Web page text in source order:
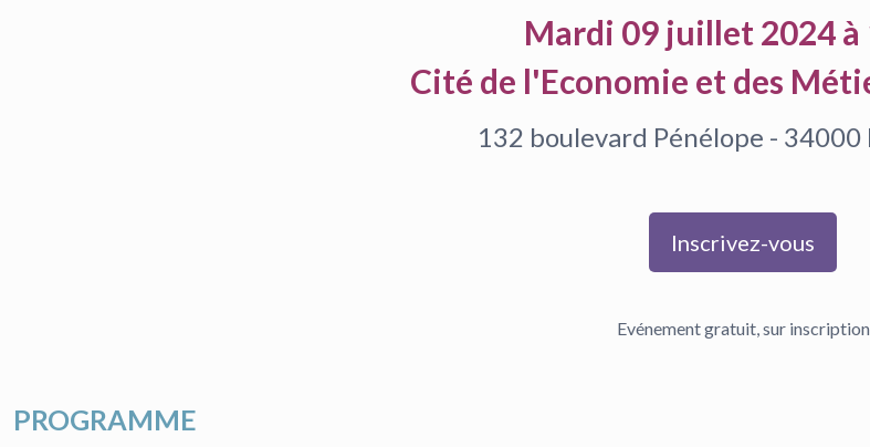
Mardi 09 juillet 2024 à
Cité de l'Economie et des
132 boulevard Pénélope -
Inscrivez-vous
Evénement gratuit, sur inscription
PROGRAMME